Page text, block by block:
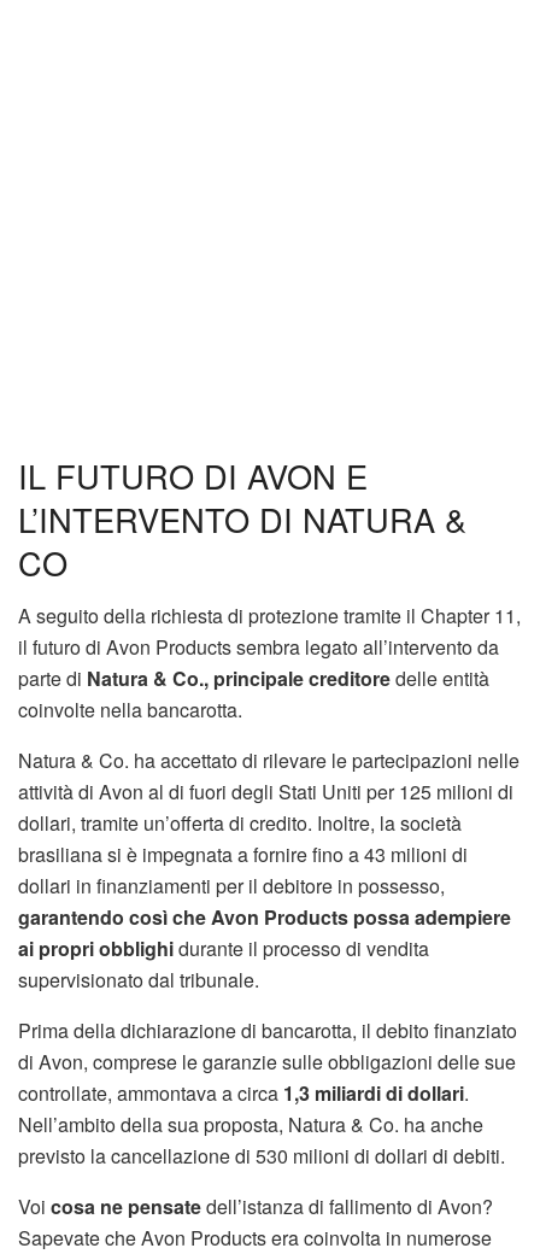
IL FUTURO DI AVON E
L’INTERVENTO DI NATURA &
CO
A seguito della richiesta di protezione tramite il Chapter 11,
il futuro di Avon Products sembra legato all’intervento da
parte di Natura & Co., principale creditoredelle entità
coinvolte nella bancarotta.
Natura & Co. ha accettato di rilevare le partecipazioni nelle
attività di Avon al di fuori degli Stati Uniti per 125 milioni di
dollari, tramite un’offerta di credito. Inoltre, la società
brasiliana si è impegnata a fornire fino a 43 milioni di
dollari in finanziamenti per il debitore in possesso,
garantendo così che Avon Products possa adempiere
ai propri obblighidurante il processo di vendita
supervisionato dal tribunale.
Prima della dichiarazione di bancarotta, il debito finanziato
di Avon, comprese le garanzie sulle obbligazioni delle sue
controllate, ammontava a circa 1,3 miliardi di dollari.
Nell’ambito della sua proposta, Natura & Co. ha anche
previsto la cancellazione di 530 milioni di dollari di debiti.
Voi cosa ne pensatedell’istanza di fallimento di Avon?
Sapevate che Avon Products era coinvolta in numerose